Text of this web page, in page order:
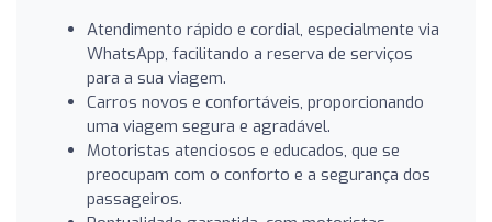
Atendimento rápido e cordial, especialmente via
WhatsApp, facilitando a reserva de serviços
para a sua viagem.
Carros novos e confortáveis, proporcionando
uma viagem segura e agradável.
Motoristas atenciosos e educados, que se
preocupam com o conforto e a segurança dos
passageiros.